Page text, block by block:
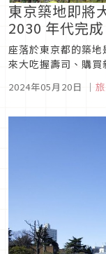
東京築地即將
2030 年代完成
座落於東京都的築
來大吃握壽司、購
的朋友也可以感受到
2024年05月20日 ｜